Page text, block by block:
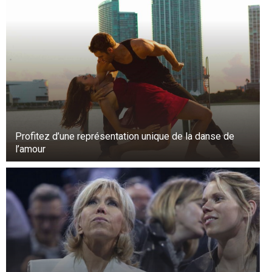
retrouvèrent pour le dîner le lendemain soir.
Dans ses mémoires, Harris a déclaré qu’en tant
que personnalité publique, il était généralement
difficile de dater.
Profitez d’une représentation unique de la danse de
l’amour